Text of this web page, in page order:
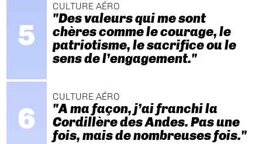
CULTURE AÉRO
"Des valeurs qui me sont
chères comme le courage, le
patriotisme, le sacrifice ou le
sens de l’engagement."
CULTURE AÉRO
"A ma façon, j’ai franchi la
Cordillère des Andes. Pas une
fois, mais de nombreuses fois."